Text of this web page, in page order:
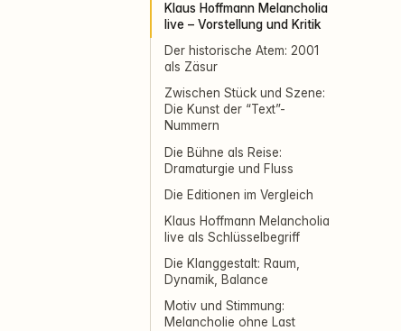
Klaus Hoffmann Melancholia
live – Vorstellung und Kritik
Der historische Atem: 2001
als Zäsur
Zwischen Stück und Szene:
Die Kunst der “Text”-
Nummern
Die Bühne als Reise:
Dramaturgie und Fluss
Die Editionen im Vergleich
Klaus Hoffmann Melancholia
live als Schlüsselbegriff
Die Klanggestalt: Raum,
Dynamik, Balance
Motiv und Stimmung:
Melancholie ohne Last